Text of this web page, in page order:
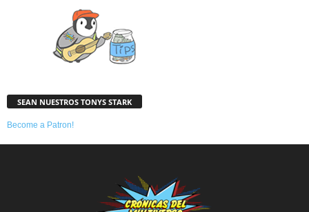
SEAN NUESTROS TONYS STARK
Become a Patron!